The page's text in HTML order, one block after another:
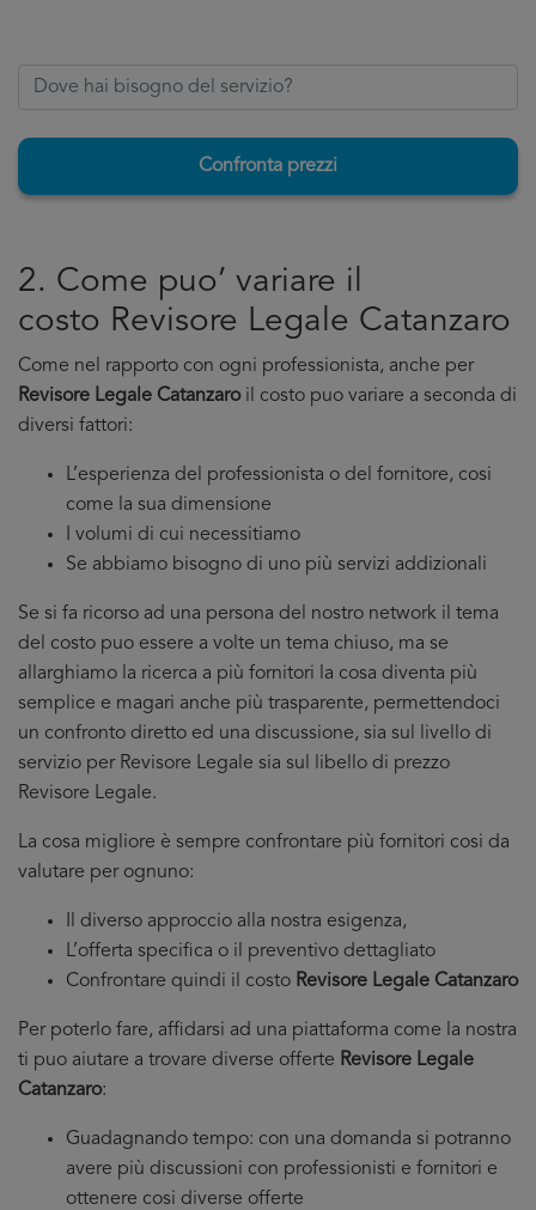
Confronta prezzi
2. Come puo’ variare il
costo Revisore Legale Catanzaro
Come nel rapporto con ogni professionista, anche per
Revisore Legale Catanzaroil costo puo variare a seconda di
diversi fattori:
L’esperienza del professionista o del fornitore, cosi
come la sua dimensione
I volumi di cui necessitiamo
Se abbiamo bisogno di uno più servizi addizionali
Se si fa ricorso ad una persona del nostro network il tema
del costo puo essere a volte un tema chiuso, ma se
allarghiamo la ricerca a più fornitori la cosa diventa più
semplice e magari anche più trasparente, permettendoci
un confronto diretto ed una discussione, sia sul livello di
servizio per Revisore Legale sia sul libello di prezzo
Revisore Legale.
La cosa migliore è sempre confrontare più fornitori cosi da
valutare per ognuno:
Il diverso approccio alla nostra esigenza,
L’offerta specifica o il preventivo dettagliato
Confrontare quindi il costo Revisore Legale Catanzaro
Per poterlo fare, affidarsi ad una piattaforma come la nostra
ti puo aiutare a trovare diverse offerte Revisore Legale
Catanzaro:
Guadagnando tempo: con una domanda si potranno
avere più discussioni con professionisti e fornitori e
ottenere cosi diverse offerte